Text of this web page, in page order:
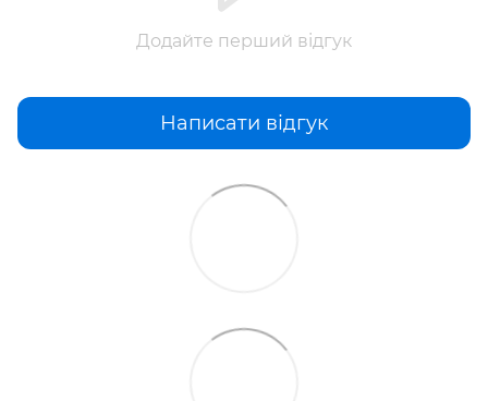
Додайте перший відгук
Написати відгук